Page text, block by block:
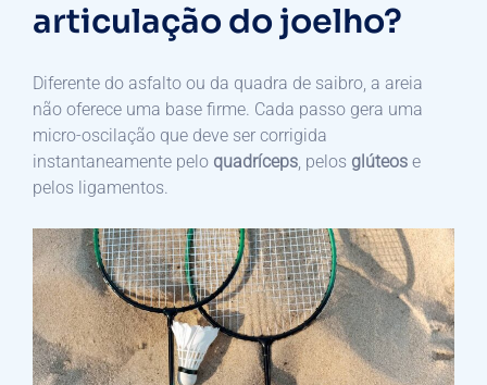
articulação do joelho?
Diferente do asfalto ou da quadra de saibro, a areia
não oferece uma base firme. Cada passo gera uma
micro-oscilação que deve ser corrigida
instantaneamente pelo quadríceps, pelos glúteos e
pelos ligamentos.